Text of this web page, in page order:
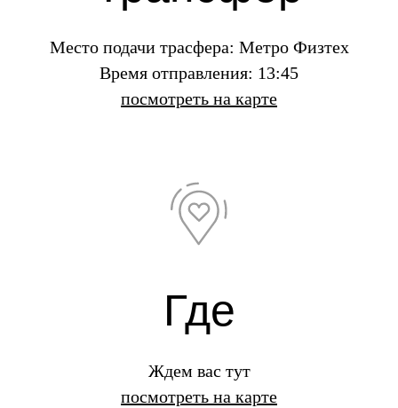
Место подачи трасфера: Метро Физтех
Время отправления: 13:45
посмотреть на карте
Где
Ждем вас тут
посмотреть на карте